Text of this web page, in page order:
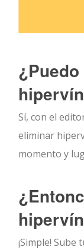
Sí, con el
eliminar
momento y
¡Simple! Sube